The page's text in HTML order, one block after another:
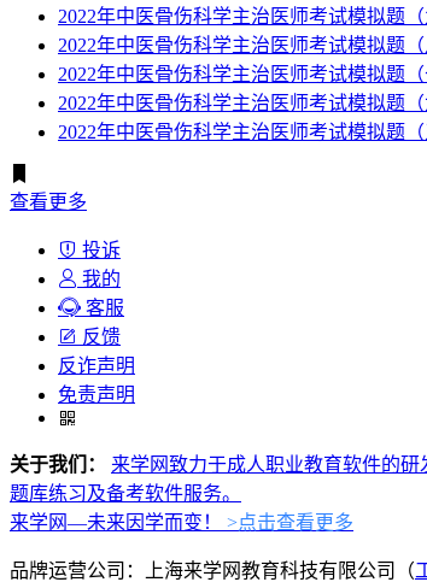
2022年中医骨伤科学主治医师考试模拟题（
2022年中医骨伤科学主治医师考试模拟题（
2022年中医骨伤科学主治医师考试模拟题（
2022年中医骨伤科学主治医师考试模拟题（
2022年中医骨伤科学主治医师考试模拟题（
查看更多
投诉
我的
客服
反馈
反诈声明
免责声明
关于我们：
来学网致力于成人职业教育软件的
题库练习及备考软件服务。
来学网—未来因学而变！
>点击查看更多
品牌运营公司：上海来学网教育科技有限公司（